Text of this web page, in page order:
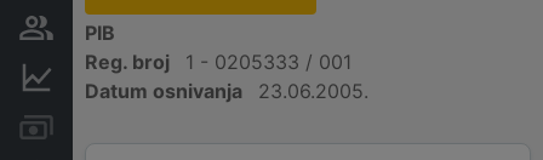
Osobe i vlasništvo
Finansijski podaci
PIB
Reg. broj
1 - 0205333 / 001
Datum osnivanja
23.06.2005.